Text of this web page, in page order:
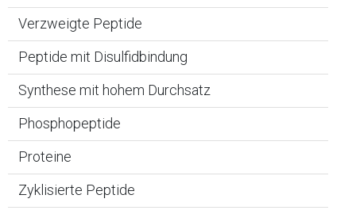
Verzweigte Peptide
Peptide mit Disulfidbindung
Synthese mit hohem Durchsatz
Phosphopeptide
Proteine
Zyklisierte Peptide